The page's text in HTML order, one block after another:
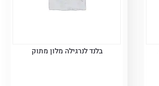
בלנד לנרגילה מלון מתוק